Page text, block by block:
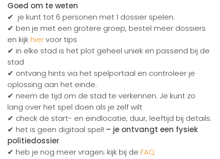
Goed om te weten
✔ je kunt tot 6 personen met 1 dossier spelen.
✔ ben je met een grotere groep, bestel meer dossiers
en kijkhiervoor tips
✔ in elke stad is het plot geheel uniek en passend bij de
stad
✔ ontvang hints via het spelportaal en controleer je
oplossing aan het einde.
✔ neem de tijd om de stad te verkennen. Je kunt zo
lang over het spel doen als je zelf wilt
✔ check de start- en eindlocatie, duur, leeftijd bij details.
✔ het is geen digitaal spel! – je ontvangt een fysiek
politiedossier
✔ heb je nog meer vragen; kijk bij de FAQ